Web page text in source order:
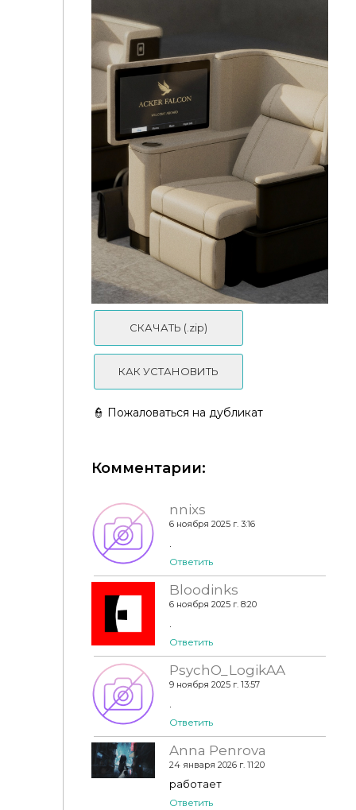
🎨SimmerKate - Small Artist Set
🛬DECOR | Acker Falcon Business Class Sim Wears
Prada
СКАЧАТЬ (.zip)
КАК УСТАНОВИТЬ
👮 Пожаловаться на дубликат
Комментарии:
nnixs
6 ноября 2025 г. 3:16
.
Ответить
Bloodinks
6 ноября 2025 г. 8:20
.
Ответить
PsychO_LogikAA
9 ноября 2025 г. 13:57
.
Ответить
Anna Penrova
24 января 2026 г. 11:20
работает
Ответить